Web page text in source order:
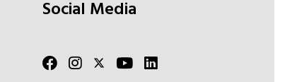
Social Media